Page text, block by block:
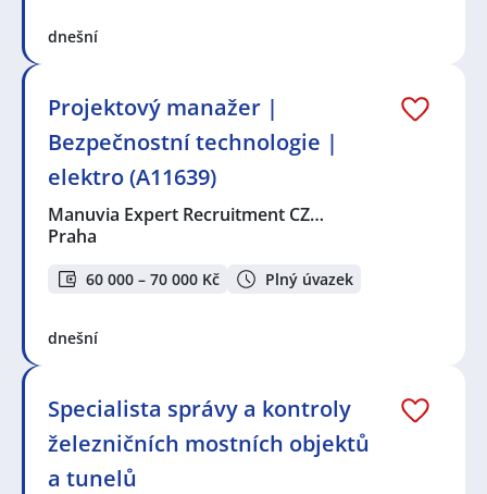
dnešní
Projektový manažer |
Bezpečnostní technologie |
elektro (A11639)
Manuvia Expert Recruitment CZ…
Praha
60 000 – 70 000 Kč Plný úvazek
dnešní
Specialista správy a kontroly
železničních mostních objektů
a tunelů